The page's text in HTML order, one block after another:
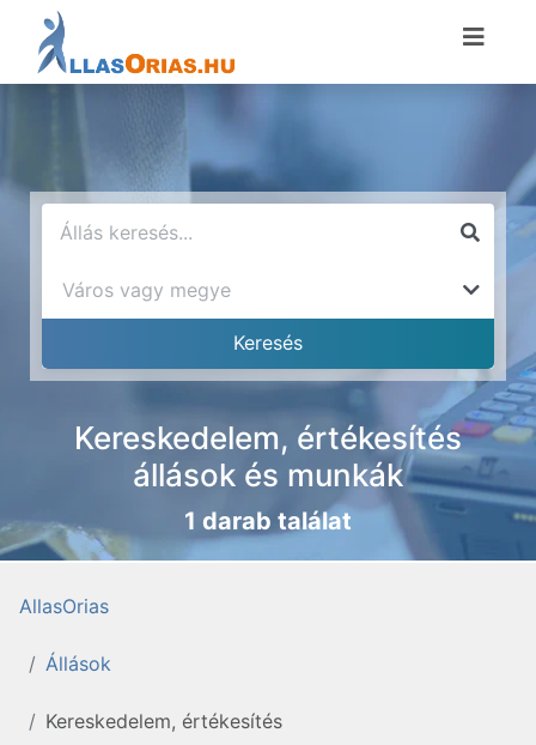
Kereskedelem, értékesítés
állások és munkák
1 darab találat
AllasOrias
Állások
Kereskedelem, értékesítés